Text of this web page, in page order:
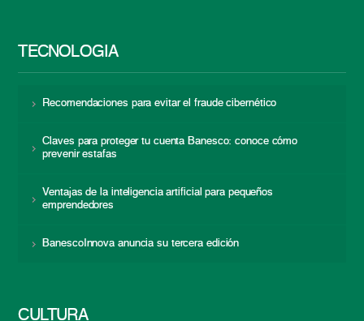
TECNOLOGÍA
Recomendaciones para evitar el fraude cibernético
Claves para proteger tu cuenta Banesco: conoce cómo
prevenir estafas
Ventajas de la inteligencia artificial para pequeños
emprendedores
BanescoInnova anuncia su tercera edición
CULTURA